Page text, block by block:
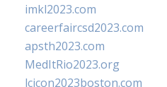
imkl2023.com
careerfaircsd2023.com
apsth2023.com
MedItRio2023.org
lcicon2023boston.com